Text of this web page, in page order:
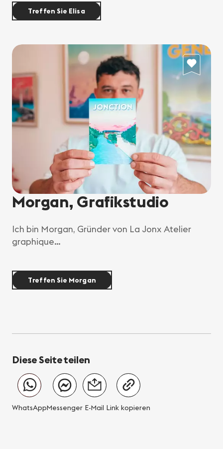
Treffen Sie Elisa
Morgan, Grafikstudio
Ich bin Morgan, Gründer von La Jonx Atelier
graphique…
Treffen Sie Morgan
Diese Seite teilen
WhatsAppMessenger E-Mail Link kopieren